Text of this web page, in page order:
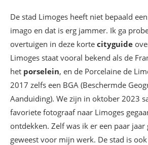
De stad Limoges heeft niet bepaald
imago en dat is erg jammer. Ik ga
overtuigen in deze korte cityguide
Limoges staat vooral bekend als de
het porselein, en de Porcelaine de
2017 zelfs een BGA (Beschermde
Aanduiding). We zijn in oktober 2023
favoriete fotograaf naar Limoges
ontdekken. Zelf was ik er een paar jaar
geweest voor mijn werk. De stad is